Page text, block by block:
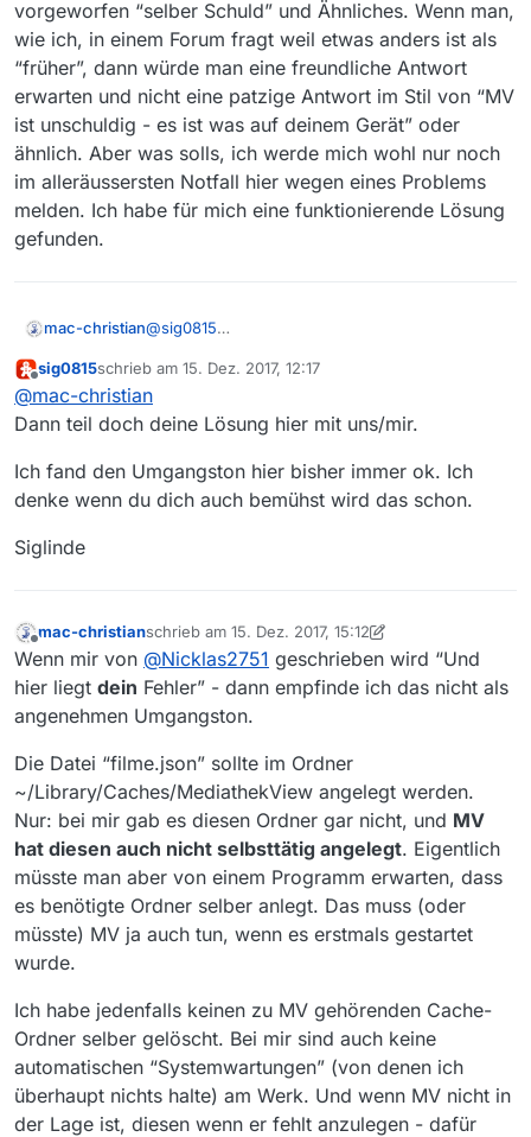
so keinen direkten Zusammenhang zum Fehlen der
Datei haben.
Wie kommen wir da weiter?
vorgeworfen “selber Schuld” und Ähnliches. Wenn man,
wie ich, in einem Forum fragt weil etwas anders ist als
“früher”, dann würde man eine freundliche Antwort
erwarten und nicht eine patzige Antwort im Stil von “MV
ist unschuldig - es ist was auf deinem Gerät” oder
ähnlich. Aber was solls, ich werde mich wohl nur noch
im alleräussersten Notfall hier wegen eines Problems
melden. Ich habe für mich eine funktionierende Lösung
gefunden.
mac-christian@sig0815
höchstens vorgeworfen “selber Schuld” und
Ähnliches. Wenn man, wie ich, in einem Forum
fragt weil etwas anders ist als “früher”, dann
würde man eine freundliche Antwort erwarten
und nicht eine patzige Antwort im Stil von “MV
ist unschuldig - es ist was auf deinem Gerät”
oder ähnlich. Aber was solls, ich werde mich
Offline
sig0815schrieb am 15. Dez. 2017, 12:17
zuletzt editiert von
@mac-christian
Dann teil doch deine Lösung hier mit uns/mir.
Ich fand den Umgangston hier bisher immer ok. Ich
denke wenn du dich auch bemühst wird das schon.
Siglinde
mac-christianschrieb am 15. Dez. 2017, 15:12
zuletzt editiert von mac-christian
Wenn mir von @Nicklas2751 geschrieben wird “Und
hier liegt dein Fehler” - dann empfinde ich das nicht als
angenehmen Umgangston.
Die Datei “filme.json” sollte im Ordner
~/Library/Caches/MediathekView angelegt werden.
Nur: bei mir gab es diesen Ordner gar nicht, und MV
hat diesen auch nicht selbsttätig angelegt. Eigentlich
müsste man aber von einem Programm erwarten, dass
es benötigte Ordner selber anlegt. Das muss (oder
müsste) MV ja auch tun, wenn es erstmals gestartet
wurde.
Ich habe jedenfalls keinen zu MV gehörenden Cache-
Ordner selber gelöscht. Bei mir sind auch keine
automatischen “Systemwartungen” (von denen ich
überhaupt nichts halte) am Werk. Und wenn MV nicht in
der Lage ist, diesen wenn er fehlt anzulegen - dafür